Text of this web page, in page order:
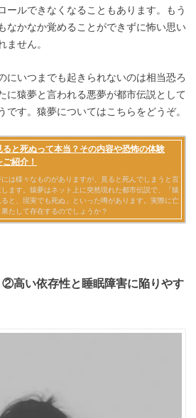
ールできなくなることもあります。もう
なかなか覚めることができずに怖い思い
ません。
にいつまでも起きられないのは相当恐ろ
に猿夢と言われる悪夢が都市伝説として
です。猿夢についてはこちらをどうぞ。
②高い依存性と睡眠障害に陥りやす